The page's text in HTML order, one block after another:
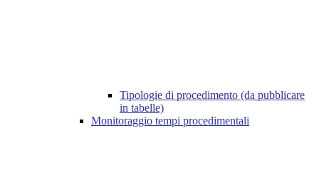
Tipologie di procedimento (da pubblicare
in tabelle)
Monitoraggio tempi procedimentali